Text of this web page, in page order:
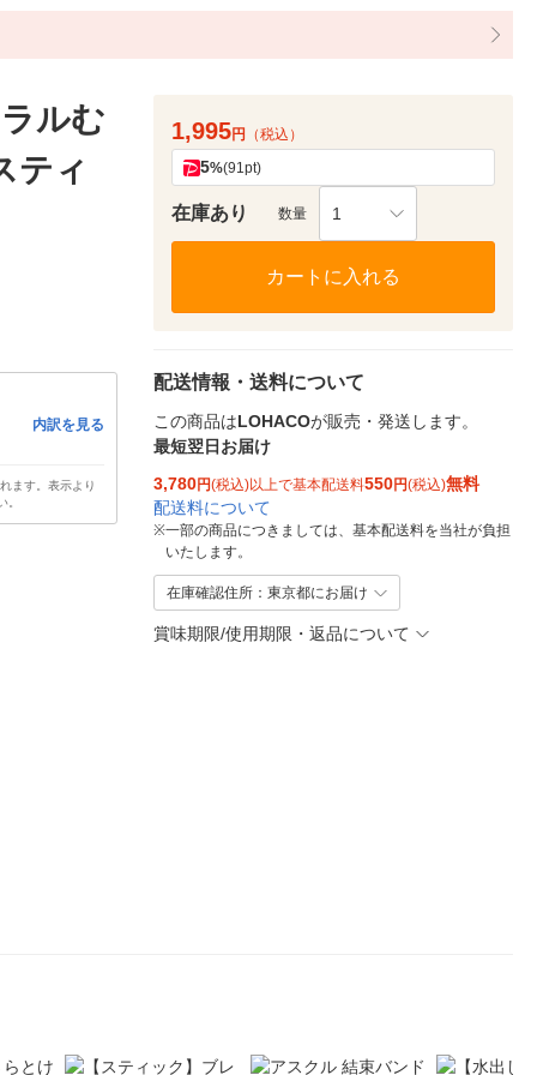
ルむ
ティ
内訳を見る
ます。表示より
。
1,995円 （税込）
5%(91pt)
在庫あり 数量 1
カートに入れる
配送情報・送料について
この商品はLOHACOが販売・発送します。
最短翌日お届け
3,780円(税込)以上で基本配送料550円(税込)無料
配送料について
※一部の商品につきましては、基本配送料を当社が負担
いたします。
在庫確認住所：東京都にお届け
賞味期限/使用期限・返品について